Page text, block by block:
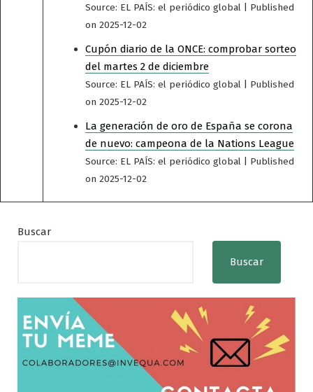
Source: EL PAÍS: el periódico global
Published
on 2025-12-02
Cupón diario de la ONCE: comprobar sorteo
del martes 2 de diciembre
Source: EL PAÍS: el periódico global
Published
on 2025-12-02
La generación de oro de España se corona
de nuevo: campeona de la Nations League
Source: EL PAÍS: el periódico global
Published
on 2025-12-02
Buscar
Buscar